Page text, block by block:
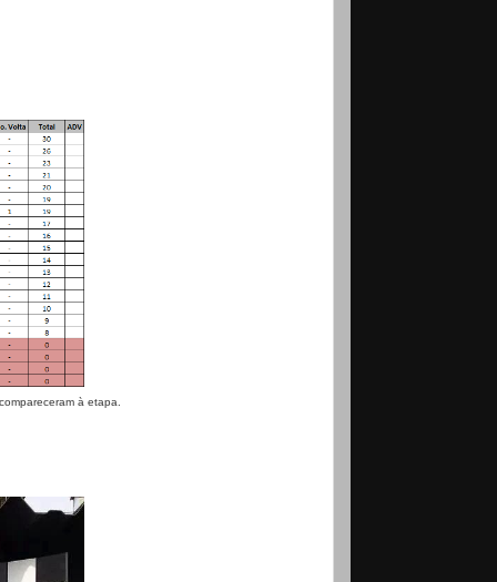
à etapa.